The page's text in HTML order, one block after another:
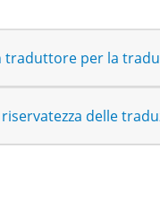
traduttore per la
delle